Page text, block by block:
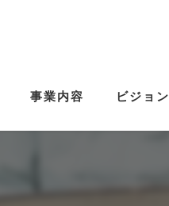
事業内容 ビジョン